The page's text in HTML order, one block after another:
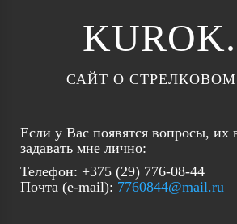
САЙТ О
Если у Вас появятся вопросы, их
задавать мне лично:
Телефон: +375 (29) 776-08-44
Почта (e-mail): 7760844@mail.ru